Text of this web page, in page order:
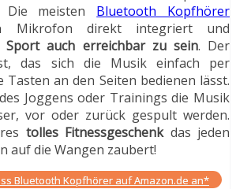
meisten Bluetooth Kopfhörer
Mikrofon direkt integriert und
Sport auch erreichbar zu sein. Der
das sich die Musik einfach per
Tasten an den Seiten bedienen lässt.
Joggens oder Trainings die Musik
vor oder zurück gespult werden.
tolles Fitnessgeschenkdas jeden
auf die Wangen zaubert!
Bluetooth Kopfhörer auf Amazon.de an*